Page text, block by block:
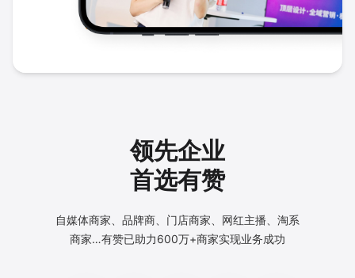
领先企业
首选有赞
自媒体商家、品牌商、门店商家、网红主播、淘系
商家…有赞已助力600万+商家实现业务成功